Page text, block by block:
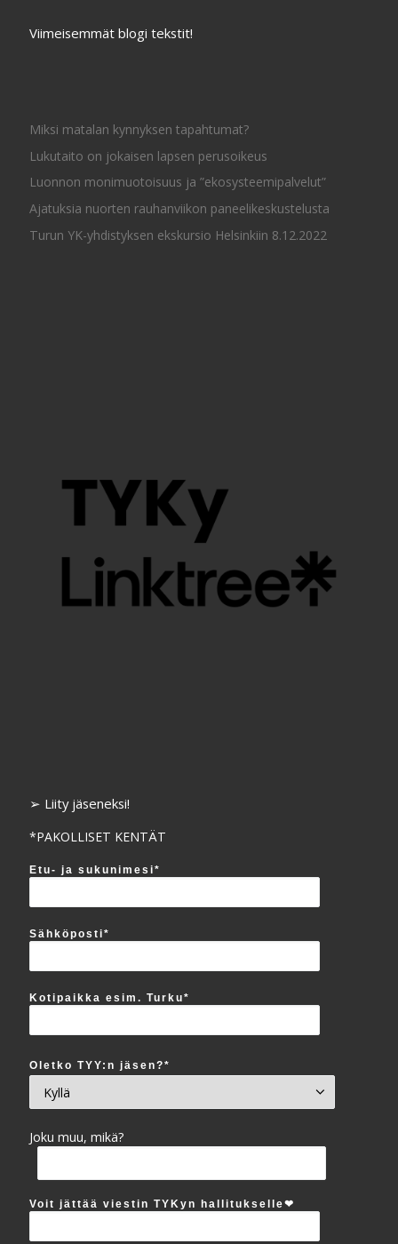
Viimeisemmät blogi tekstit!
Miksi matalan kynnyksen tapahtumat?
Lukutaito on jokaisen lapsen perusoikeus
Luonnon monimuotoisuus ja ”ekosysteemipalvelut”
Ajatuksia nuorten rauhanviikon paneelikeskustelusta
Turun YK-yhdistyksen ekskursio Helsinkiin 8.12.2022
➢ Liity jäseneksi!
*PAKOLLISET KENTÄT
Etu- ja sukunimesi*
Sähköposti*
Kotipaikka esim. Turku*
Oletko TYY:n jäsen?*
Joku muu, mikä?
Voit jättää viestin TYKyn hallitukselle‪❤︎